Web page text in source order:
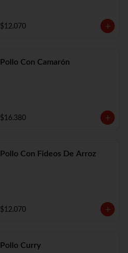
$12.070
Pollo Con Camarón
$16.380
Pollo Con Fideos De Arroz
$12.070
Pollo Curry